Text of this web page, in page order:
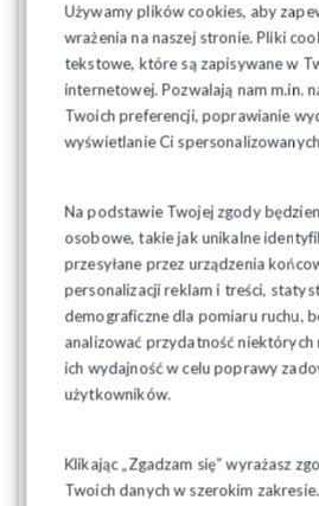
Używamy plików cookies, aby
wrażenia na naszej stronie. Pliki
tekstowe, które są zapisywane w
internetowej. Pozwalają nam m.in.
Twoich preferencji, poprawianie
wyświetlanie Ci
Na podstawie Twojej zgody
osobowe, takie jak unikalne
przesyłane przez urządzenia
personalizacji reklam i treści,
demograficzne dla pomiaru ruchu,
analizować przydatność niektórych
ich wydajność w celu poprawy
użytkowników.
Klikając „Zgadzam się” wyrażasz
Twoich danych w szerokim
Szczególnym momentem
podziękowań osobom, które na co
bezpieczeństwa bezpośrednio w
konferencji odbyło sięuroczyste
Społecznym Inspektorom Pracy
przy Regionie Podlaskim.
na rzecz ochrony zdrowia i życia
promowania kultury bezpieczeństwa
Podsumowanie
Konferencja stała się nie tylko
wypadków, ale przede
przestrzeganie praw
Podkreślono, że w obliczu
bezpiecznych warunków zatrudnienia.